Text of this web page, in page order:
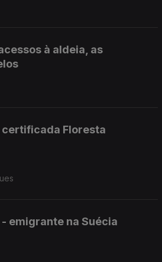
à aldeia, as
certificada Floresta
emigrante na Suécia